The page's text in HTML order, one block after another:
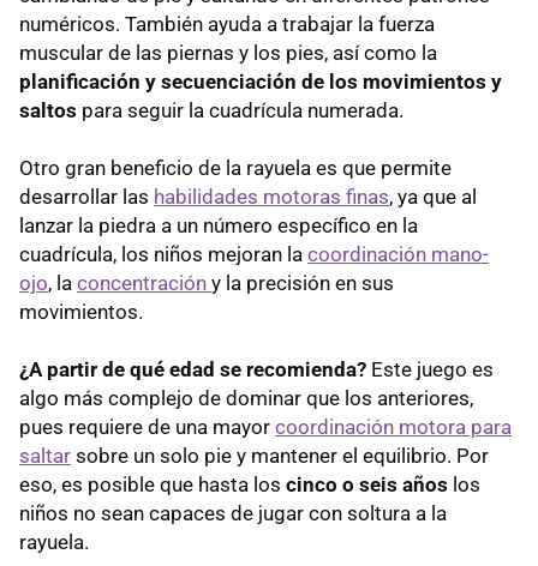
numéricos. También ayuda a trabajar la fuerza
muscular de las piernas y los pies, así como la
planificación y secuenciación de los movimientos y
saltos para seguir la cuadrícula numerada.
Otro gran beneficio de la rayuela es que permite
desarrollar las habilidades motoras finas, ya que al
lanzar la piedra a un número específico en la
cuadrícula, los niños mejoran la coordinación mano-
ojo, la concentración y la precisión en sus
movimientos.
¿A partir de qué edad se recomienda? Este juego es
algo más complejo de dominar que los anteriores,
pues requiere de una mayor coordinación motora para
saltar sobre un solo pie y mantener el equilibrio. Por
eso, es posible que hasta los cinco o seis años los
niños no sean capaces de jugar con soltura a la
rayuela.